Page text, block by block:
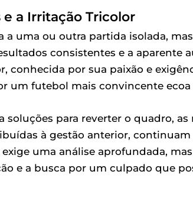
e a Irritação Tricolor
a uma ou outra partida isolada,
consistentes e a aparente
conhecida por sua paixão e
um futebol mais convincente ecoa
para reverter o quadro, as
à gestão anterior,
uma análise aprofundada,
e a busca por um culpado que